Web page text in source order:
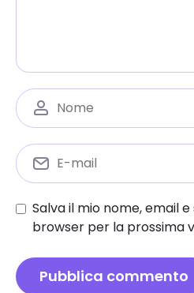
Salva il mio nome, email
browser per la prossima